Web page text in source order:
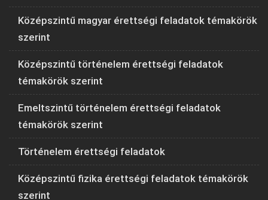
Középszintű magyar érettségi feladatok témakörök
szerint
Középszintű történelem érettségi feladatok
témakörök szerint
Emeltszintű történelem érettségi feladatok
témakörök szerint
Történelem érettségi feladatok
Középszintű fizika érettségi feladatok témakörök
szerint